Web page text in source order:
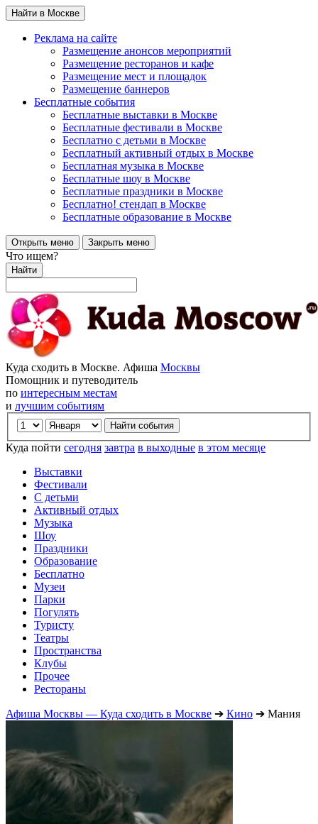
Найти в Москве
Реклама на сайте
Размещение анонсов мероприятий
Размещение ресторанов и кафе
Размещение мест и площадок
Размещение баннеров
Бесплатные события
Бесплатные выставки в Москве
Бесплатные фестивали в Москве
Бесплатно с детьми в Москве
Бесплатный активный отдых в Москве
Бесплатная музыка в Москве
Бесплатные шоу в Москве
Бесплатные праздники в Москве
Бесплатно! стендап в Москве
Бесплатные образование в Москве
Открыть меню Закрыть меню
Что ищем?
Найти
Куда сходить в Москве. Афиша Москвы
Помощник и путеводитель
по интересным местам
и лучшим событиям
Куда пойти сегодня завтра в выходные в этом месяце
Выставки
Фестивали
С детьми
Активный отдых
Музыка
Шоу
Праздники
Образование
Бесплатно
Музеи
Парки
Погулять
Туристу
Театры
Пространства
Клубы
Прочее
Рестораны
Афиша Москвы — Куда сходить в Москве ➔ Кино ➔ Мания